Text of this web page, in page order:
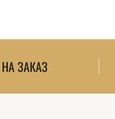
ЗАКАЗ